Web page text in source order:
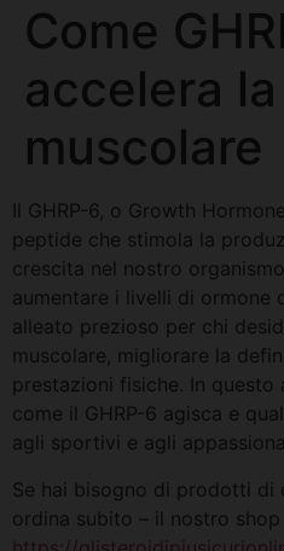
Come
accelera
muscolare
Il GHRP-6, o Growth
peptide che stimola la
crescita nel nostro
aumentare i livelli di ormone
alleato prezioso per chi
muscolare, migliorare la
prestazioni fisiche. In questo
come il GHRP-6 agisca e
agli sportivi e agli
Se hai bisogno di prodotti di
ordina subito – il nostro shop